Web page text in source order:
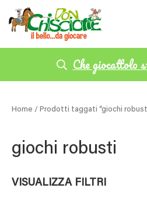
Che giocattolo
Home / Prodotti taggati “giochi
giochi robusti
VISUALIZZA FILTRI